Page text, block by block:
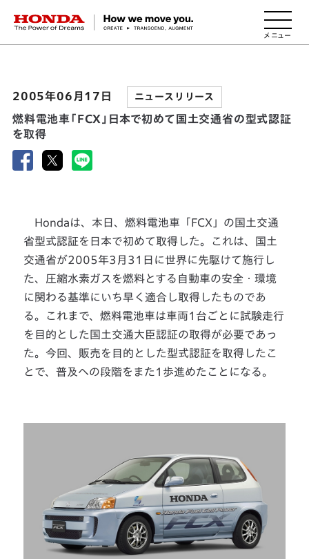
HONDA The Power of Dreams
2005年06月17日 ニュースリリース
燃料電池車「FCX」日本で初めて国土交通省の型式認証
を取得
Hondaは、本日、燃料電池車「FCX」の国土交通
省型式認証を日本で初めて取得した。これは、国土
交通省が2005年3月31日に世界に先駆けて施行し
た、圧縮水素ガスを燃料とする自動車の安全・環境
に関わる基準にいち早く適合し取得したものであ
る。これまで、燃料電池車は車両1台ごとに試験走行
を目的とした国土交通大臣認証の取得が必要であっ
た。今回、販売を目的とした型式認証を取得したこ
とで、普及への段階をまた1歩進めたことになる。